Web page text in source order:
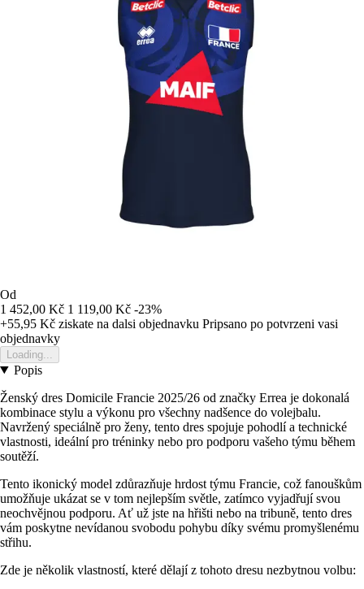
Od
1 452,00 Kč 1 119,00 Kč -23%
+55,95 Kč ziskate na dalsi objednavku Pripsano po potvrzeni vasi
objednavky
Loading...
Popis
Ženský dres Domicile Francie 2025/26 od značky Errea je dokonalá
kombinace stylu a výkonu pro všechny nadšence do volejbalu.
Navržený speciálně pro ženy, tento dres spojuje pohodlí a technické
vlastnosti, ideální pro tréninky nebo pro podporu vašeho týmu během
soutěží.
Tento ikonický model zdůrazňuje hrdost týmu Francie, což fanouškům
umožňuje ukázat se v tom nejlepším světle, zatímco vyjadřují svou
neochvějnou podporu. Ať už jste na hřišti nebo na tribuně, tento dres
vám poskytne nevídanou svobodu pohybu díky svému promyšlenému
střihu.
Zde je několik vlastností, které dělají z tohoto dresu nezbytnou volbu: